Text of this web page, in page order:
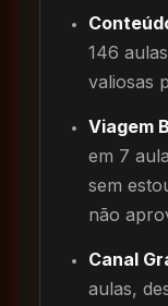
146
valiosas
Viagem
em 7
sem
não
Canal
aulas,